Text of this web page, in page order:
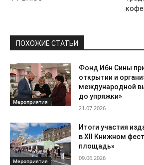
ПОХОЖИЕ СТАТЬИ
Мероприятия
Фонд Ибн Сины
открытии и
международной
до упряжки»
21.07.2026
Мероприятия
Итоги участия
в XII Книжном
площадь»
09.06.2026